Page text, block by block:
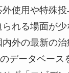
使用や特殊
れる場面が
外の最新の
データベース